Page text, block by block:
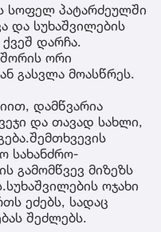
სოფელ პატარძეულში
და სუხაშვილების
დარჩა.
ორი
გასვლა მოასწრეს.
დამწვარია
და თავად სახლი,
სახანძრო-
გამომწვევ მიზეზს
ოჯახი
ეძებს, სადაც
შეძლებს.